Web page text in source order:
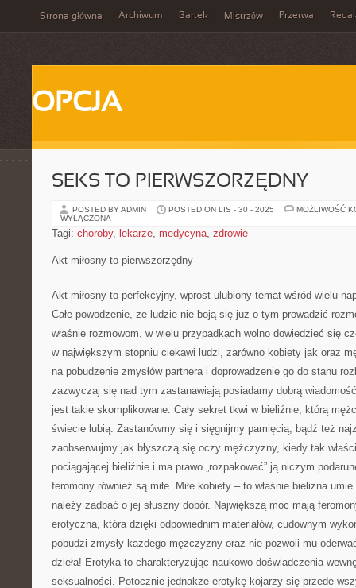
Strona główna Archiwum Bartek Mistrzów Przerwa
OPCJA
SEKS TO PIERWSZORZĘDNY
POSTED BY ADMIN POSTED ON LIS - 30 - 2025
MOŻLIWOŚĆ
WYŁĄCZONA
Tagi: choroby, lekarze, medycyna, zdrowie
Akt miłosny to pierwszorzędny
Akt miłosny to perfekcyjny, wprost ulubiony temat wśród wielu
Całe powodzenie, że ludzie nie boją się już o tym prowadzić
właśnie rozmowom, w wielu przypadkach wolno dowiedzieć się
w największym stopniu ciekawi ludzi, zarówno kobiety jak oraz
na pobudzenie zmysłów partnera i doprowadzenie go do stanu
zazwyczaj się nad tym zastanawiają posiadamy dobrą
jest takie skomplikowane. Cały sekret tkwi w bieliźnie, którą
świecie lubią. Zastanówmy się i sięgnijmy pamięcią, bądź też
zaobserwujmy jak błyszczą się oczy mężczyzny, kiedy tak
pociągającej bieliźnie i ma prawo „rozpakować” ją niczym
feromony również są miłe. Miłe kobiety – to właśnie bielizna
należy zadbać o jej słuszny dobór. Największą moc mają
erotyczna, która dzięki odpowiednim materiałów, cudownym
pobudzi zmysły każdego mężczyzny oraz nie pozwoli mu
dzieła! Erotyka to charakteryzując naukowo doświadczenia
seksualności. Potocznie jednakże erotykę kojarzy się przede